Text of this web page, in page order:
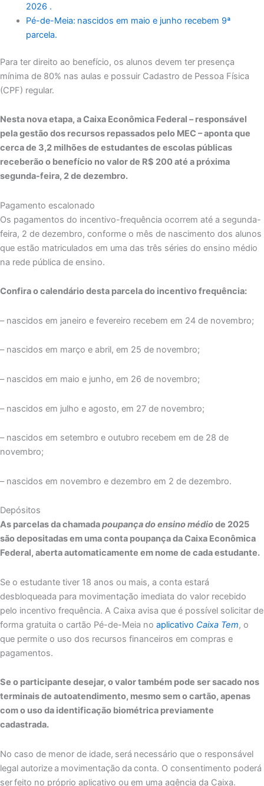
2026 .
Pé-de-Meia: nascidos em maio e junho recebem 9ª
parcela.
Para ter direito ao benefício, os alunos devem ter presença
mínima de 80% nas aulas e possuir Cadastro de Pessoa Física
(CPF) regular.
Nesta nova etapa, a Caixa Econômica Federal – responsável
pela gestão dos recursos repassados pelo MEC – aponta que
cerca de 3,2 milhões de estudantes de escolas públicas
receberão o benefício no valor de R$ 200 até a próxima
segunda-feira, 2 de dezembro.
Pagamento escalonado
Os pagamentos do incentivo-frequência ocorrem até a segunda-
feira, 2 de dezembro, conforme o mês de nascimento dos alunos
que estão matriculados em uma das três séries do ensino médio
na rede pública de ensino.
Confira o calendário desta parcela do incentivo frequência:
– nascidos em janeiro e fevereiro recebem em 24 de novembro;
– nascidos em março e abril, em 25 de novembro;
– nascidos em maio e junho, em 26 de novembro;
– nascidos em julho e agosto, em 27 de novembro;
– nascidos em setembro e outubro recebem em de 28 de
novembro;
– nascidos em novembro e dezembro em 2 de dezembro.
Depósitos
As parcelas da chamadapoupança do ensino médiode 2025
são depositadas em uma conta poupança da Caixa Econômica
Federal, aberta automaticamente em nome de cada estudante.
Se o estudante tiver 18 anos ou mais, a conta estará
desbloqueada para movimentação imediata do valor recebido
pelo incentivo frequência. A Caixa avisa que é possível solicitar de
forma gratuita o cartão Pé-de-Meia no aplicativo Caixa Tem, o
que permite o uso dos recursos financeiros em compras e
pagamentos.
Se o participante desejar, o valor também pode ser sacado nos
terminais de autoatendimento, mesmo sem o cartão, apenas
com o uso da identificação biométrica previamente
cadastrada.
No caso de menor de idade, será necessário que o responsável
legal autorize a movimentação da conta. O consentimento poderá
ser feito no próprio aplicativo ou em uma agência da Caixa.